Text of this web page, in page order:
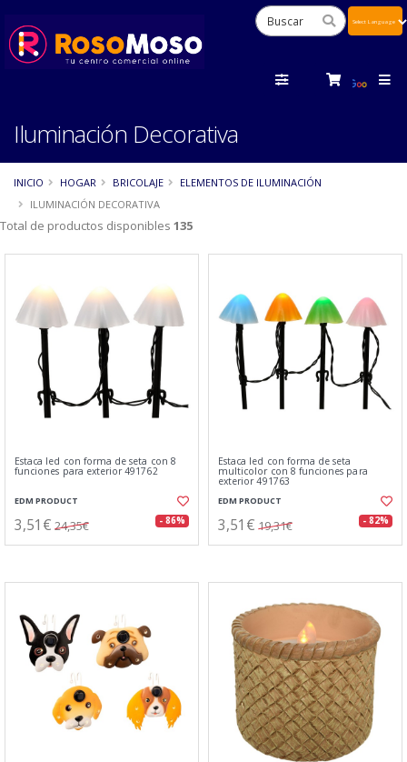
Iluminación Decorativa
INICIO HOGAR BRICOLAJE
ELEMENTOS DE ILUMINACIÓN
ILUMINACIÓN DECORATIVA
Total de productos disponibles 135
Estaca led con forma de seta con 8
funciones para exterior 491762
EDM PRODUCT
3,51€ 24,35€ - 86%
Estaca led con forma de seta
multicolor con 8 funciones para
exterior 491763
EDM PRODUCT
3,51€ 19,31€ - 82%